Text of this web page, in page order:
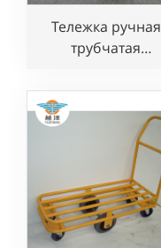
Тележка ручная
трубчатая
колесами